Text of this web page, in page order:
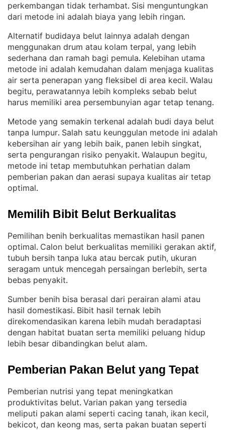
perkembangan tidak terhambat. Sisi menguntungkan
dari metode ini adalah biaya yang lebih ringan.
Alternatif budidaya belut lainnya adalah dengan
menggunakan drum atau kolam terpal, yang lebih
sederhana dan ramah bagi pemula. Kelebihan utama
metode ini adalah kemudahan dalam menjaga kualitas
air serta penerapan yang fleksibel di area kecil. Walau
begitu, perawatannya lebih kompleks sebab belut
harus memiliki area persembunyian agar tetap tenang.
Metode yang semakin terkenal adalah budi daya belut
tanpa lumpur. Salah satu keunggulan metode ini adalah
kebersihan air yang lebih baik, panen lebih singkat,
serta pengurangan risiko penyakit. Walaupun begitu,
metode ini tetap membutuhkan perhatian dalam
pemberian pakan dan aerasi supaya kualitas air tetap
optimal.
Memilih Bibit Belut Berkualitas
Pemilihan benih berkualitas memastikan hasil panen
optimal. Calon belut berkualitas memiliki gerakan aktif,
tubuh bersih tanpa luka atau bercak putih, ukuran
seragam untuk mencegah persaingan berlebih, serta
bebas penyakit.
Sumber benih bisa berasal dari perairan alami atau
hasil domestikasi. Bibit hasil ternak lebih
direkomendasikan karena lebih mudah beradaptasi
dengan habitat buatan serta memiliki peluang hidup
lebih besar dibandingkan belut alam.
Pemberian Pakan Belut yang Tepat
Pemberian nutrisi yang tepat meningkatkan
produktivitas belut. Varian pakan yang tersedia
meliputi pakan alami seperti cacing tanah, ikan kecil,
bekicot, dan keong mas, serta pakan buatan seperti